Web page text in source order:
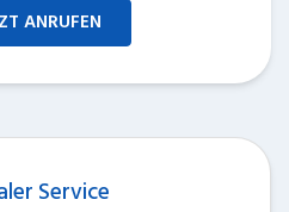
ANRUFEN
Service